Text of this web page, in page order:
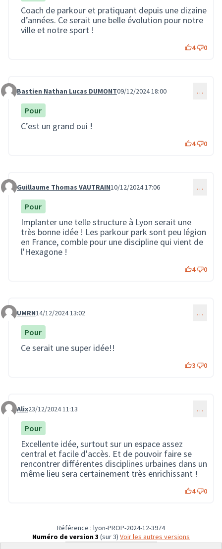
Coach de parkour et pratiquant depuis une dizaine
d’années. Ce serait une belle évolution pour notre
ville et notre sport !
4 0
Commentaire 3231
Bastien Nathan Lucas DUMONT09/12/2024 18:00 …
Pour
C’est un grand oui !
4 0
Commentaire 3253
Guillaume Thomas VAUTRAIN10/12/2024 17:06 …
Pour
Implanter une telle structure à Lyon serait une
très bonne idée ! Les parkour park sont peu légion
en France, comble pour une discipline qui vient de
l'Hexagone !
4 0
Commentaire 3289
UMRN14/12/2024 13:02 …
Pour
Ce serait une super idée!!
3 0
Commentaire 3337
Alix23/12/2024 11:13 …
Pour
Excellente idée, surtout sur un espace assez
central et facile d'accès. Et de pouvoir faire se
rencontrer différentes disciplines urbaines dans un
même lieu sera certainement très enrichissant !
4 0
Référence : lyon-PROP-2024-12-3974
Numéro de version 3 (sur 3)
voir les autres versions
Vérifiez l'empreinte numérique